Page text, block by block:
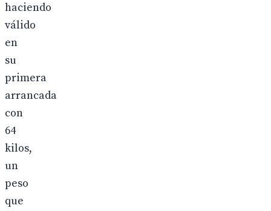
haciendo
válido
en
su
primera
arrancada
con
64
kilos,
un
peso
que